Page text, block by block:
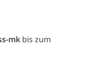
mk bis zum